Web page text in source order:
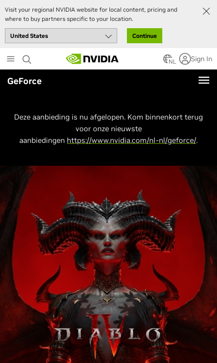
Visit your regional NVIDIA website for local content, pricing and
where to buy partners specific to your location.
Continue
to
main
content
NL Sign In
GeForce
Deze aanbieding is nu afgelopen. Kom binnenkort terug
voor onze nieuwste
aanbiedingen https://www.nvidia.com/nl-nl/geforce/.